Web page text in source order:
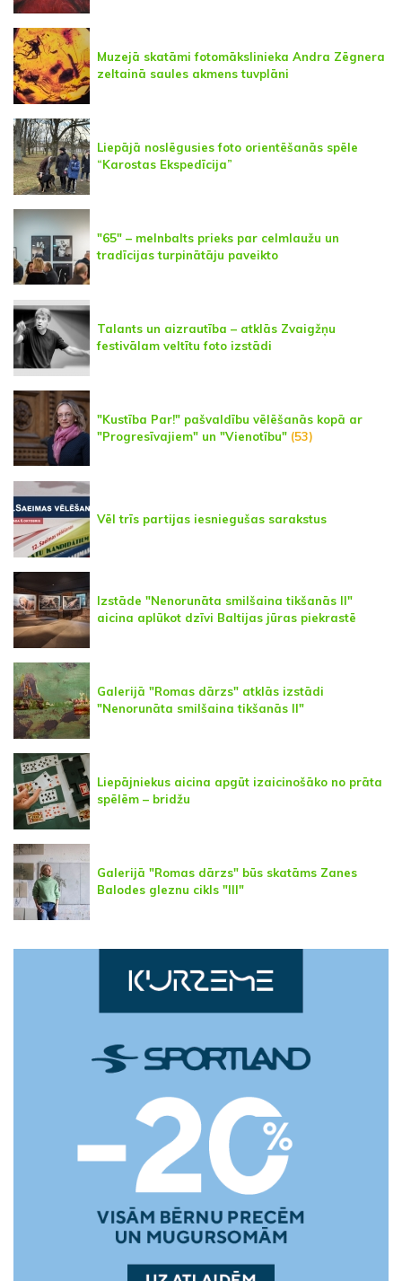
Muzejā skatāmi fotomākslinieka Andra Zēgnera
zeltainā saules akmens tuvplāni
Liepājā noslēgusies foto orientēšanās spēle
“Karostas Ekspedīcija”
"65" – melnbalts prieks par celmlaužu un
tradīcijas turpinātāju paveikto
Talants un aizrautība – atklās Zvaigžņu
festivālam veltītu foto izstādi
"Kustība Par!" pašvaldību vēlēšanās kopā ar
"Progresīvajiem" un "Vienotību" (53)
Vēl trīs partijas iesniegušas sarakstus
Izstāde "Nenorunāta smilšaina tikšanās II"
aicina aplūkot dzīvi Baltijas jūras piekrastē
Galerijā "Romas dārzs" atklās izstādi
"Nenorunāta smilšaina tikšanās II"
Liepājniekus aicina apgūt izaicinošāko no prāta
spēlēm – bridžu
Galerijā "Romas dārzs" būs skatāms Zanes
Balodes gleznu cikls "III"